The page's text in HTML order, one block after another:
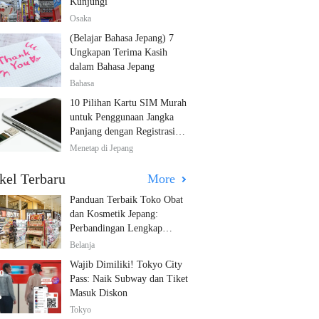
Osaka
(Belajar Bahasa Jepang) 7
Ungkapan Terima Kasih
dalam Bahasa Jepang
Bahasa
10 Pilihan Kartu SIM Murah
untuk Penggunaan Jangka
Panjang dengan Registrasi
Multibahasa!
Menetap di Jepang
Terbaru More
Panduan Terbaik Toko Obat
dan Kosmetik Jepang:
Perbandingan Lengkap
Diskon dari 12 Toko Farmasi
Belanja
Wajib Dimiliki! Tokyo City
Pass: Naik Subway dan Tiket
Masuk Diskon
Tokyo